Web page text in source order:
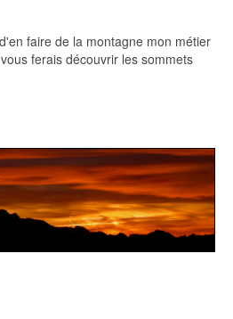
faire de la montagne mon métier
ferais découvrir les sommets